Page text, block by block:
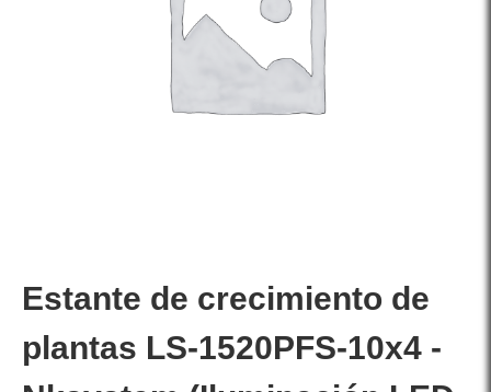
Estante de crecimiento de
plantas LS-1520PFS-10x4 -